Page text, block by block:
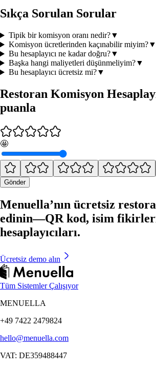
Sıkça Sorulan Sorular
Tipik bir komisyon oranı nedir?▼
Komisyon ücretlerinden kaçınabilir miyim?▼
Bu hesaplayıcı ne kadar doğru?▼
Başka hangi maliyetleri düşünmeliyim?▼
Bu hesaplayıcı ücretsiz mi?▼
Restoran Komisyon
puanla
🤩
Gönder
Menuella’nın ücretsiz
edinin—QR kod, isim
hesaplayıcıları.
Ücretsiz demo alın
Tüm Sistemler Çalışıyor
MENUELLA
+49 7422 2479824
hello@menuella.com
VAT: DE359488447